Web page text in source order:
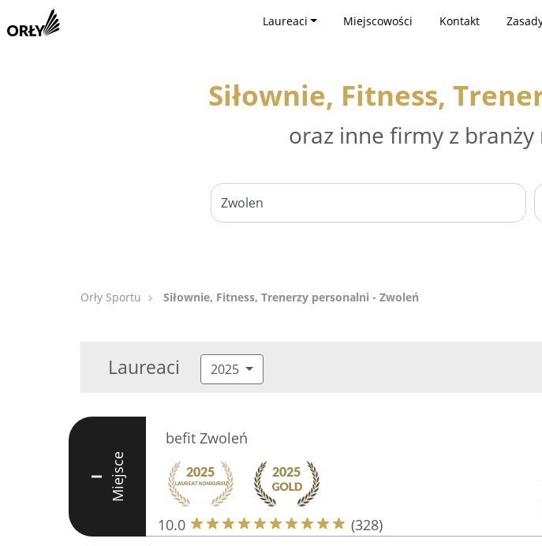
Laureaci Miejscowości Kontakt
Siłownie, Fitness,
oraz inne firmy z branży
Orły Sportu Siłownie, Fitness, Trenerzy personalni - Zwoleń
Laureaci 2025
I Miejsce
befit Zwoleń
10.0 (328)